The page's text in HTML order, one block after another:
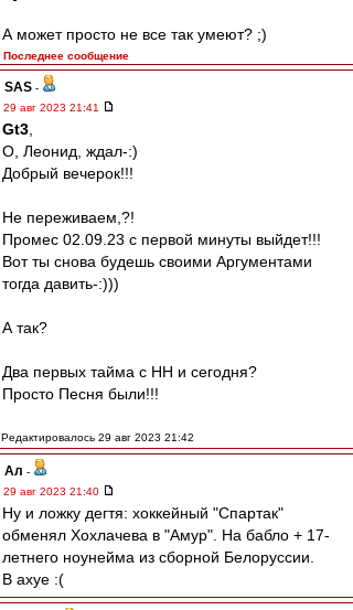
А может просто не все так умеют? ;)
Последнее сообщение
SAS -
29 авг 2023 21:41
Gt3
О, Леонид, ждал-:)
Добрый вечерок!!!
Не переживаем,?!
Промес 02.09.23 с первой минуты выйдет!!!
Вот ты снова будешь своими Аргументами
тогда давить-:)))
А так?
Два первых тайма с НН и сегодня?
Просто Песня были!!!
Редактировалось 29 авг 2023 21:42
Ал -
29 авг 2023 21:40
Ну и ложку дегтя: хоккейный "Спартак"
обменял Хохлачева в "Амур". На бабло + 17-
летнего ноунейма из сборной Белоруссии.
В ахуе :(